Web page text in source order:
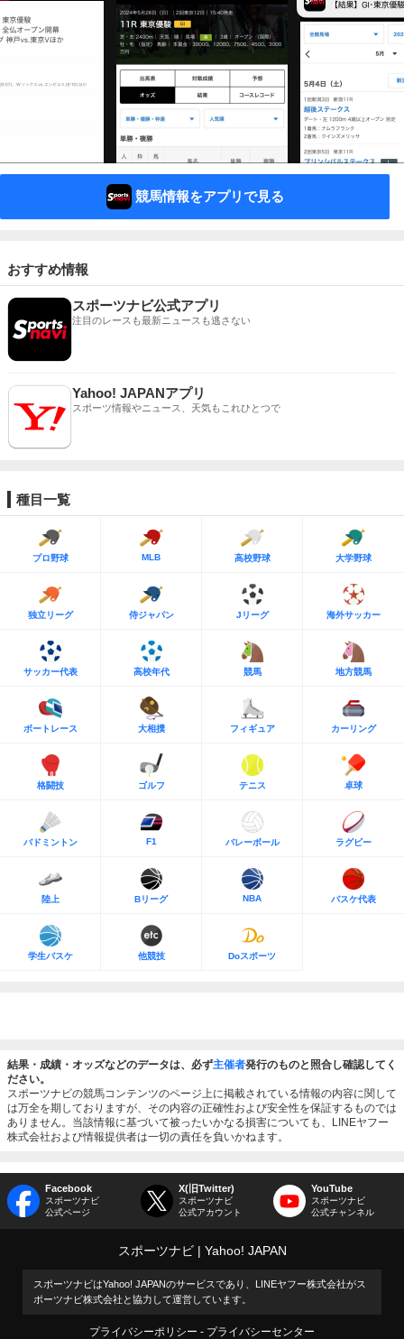
競馬情報をアプリで見る
おすすめ情報
スポーツナビ公式アプリ
注目のレースも最新ニュースも逃さない
Yahoo! JAPANアプリ
スポーツ情報やニュース、天気もこれひとつで
種目一覧
プロ野球 MLB 高校野球 大学野球
独立リーグ 侍ジャパン Jリーグ 海外サッカー
サッカー代表 高校年代 競馬 地方競馬
ボートレース 大相撲 フィギュア カーリング
格闘技 ゴルフ テニス 卓球
バドミントン F1 バレーボール ラグビー
陸上 Bリーグ NBA バスケ代表
学生バスケ 他競技 Doスポーツ
結果・成績・オッズなどのデータは、必ず主催者発行のものと照合し確認してく
ださい。
スポーツナビの競馬コンテンツのページ上に掲載されている情報の内容に関して
は万全を期しておりますが、その内容の正確性および安全性を保証するものでは
ありません。当該情報に基づいて被ったいかなる損害についても、LINEヤフー
株式会社および情報提供者は一切の責任を負いかねます。
Facebook
スポーツナビ
公式ページ
X(旧Twitter)
スポーツナビ
公式アカウント
YouTube
スポーツナビ
公式チャンネル
スポーツナビ Yahoo! JAPAN
スポーツナビはYahoo! JAPANのサービスであり、LINEヤフー株式会社がス
ポーツナビ株式会社と協力して運営しています。
プライバシーポリシー プライバシーセンター